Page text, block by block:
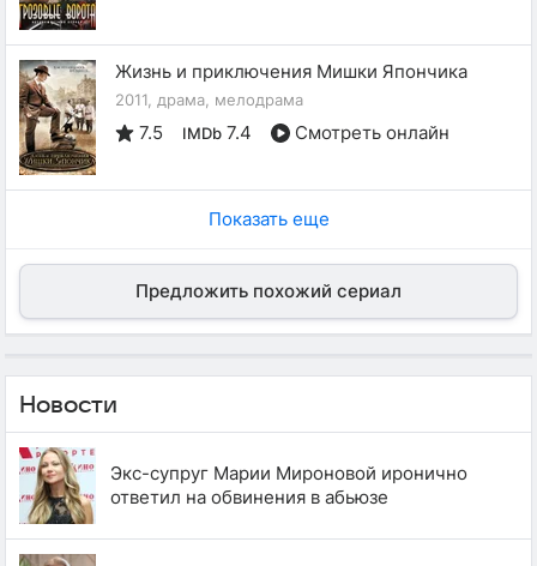
Жизнь и приключения Мишки Япончика
2011, драма, мелодрама
7.5 IMDb 7.4 Смотреть онлайн
Показать еще
Предложить похожий сериал
Новости
Экс-супруг Марии Мироновой иронично
ответил на обвинения в абьюзе